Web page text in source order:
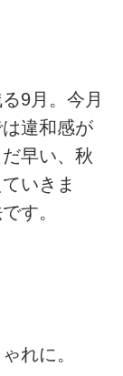
9月。今月
違和感が
早い、秋
いきま
す。
れに。